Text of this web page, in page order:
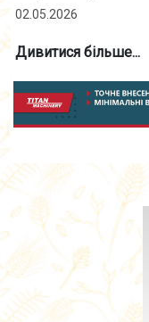
02.05.2026
Дивитися більше...